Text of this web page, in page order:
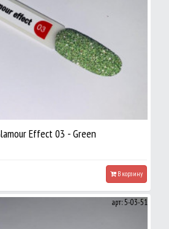
Effect 03 - Green
В корзину
арт: 5-03-51